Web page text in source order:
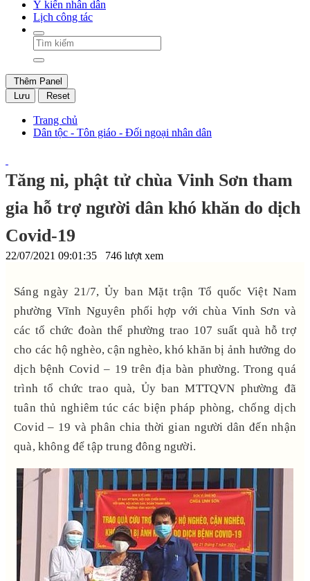
Ý kiến nhân dân
Lịch công tác
Thêm Panel
Lưu
Reset
Trang chủ
Dân tộc - Tôn giáo - Đối ngoại nhân dân
Tăng ni, phật tử chùa Vinh Sơn tham
gia hỗ trợ người dân khó khăn do dịch
Covid-19
22/07/2021 09:01:35 746 lượt xem
Sáng ngày 21/7, Ủy ban Mặt trận Tổ quốc Việt Nam
phường Vĩnh Nguyên phối hợp với chùa Vinh Sơn và
các tổ chức đoàn thể phường trao 107 suất quà hỗ trợ
cho các hộ nghèo, cận nghèo, khó khăn bị ảnh hưởng do
dịch bệnh Covid – 19 trên địa bàn phường. Trong quá
trình tổ chức trao quà, Ủy ban MTTQVN phường đã
tuân thủ nghiêm túc các biện pháp phòng, chống dịch
Covid – 19 và phân chia thời gian người dân đến nhận
quà, không để tập trung đông người.